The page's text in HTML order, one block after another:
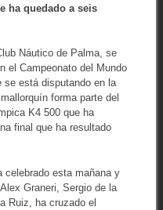
ha quedado a seis
Náutico de Palma, se
el Campeonato del Mundo
se está disputando en la
forma parte del
K4 500 que ha
final que ha resultado
celebrado esta mañana y
Graneri, Sergio de la
Ruiz, ha cruzado el